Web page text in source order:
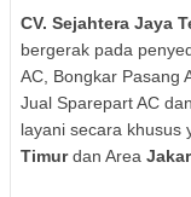
CV. Sejahtera Jaya
bergerak pada
AC, Bongkar Pasang
Jual Sparepart AC
layani secara khusus
Timurdan Area